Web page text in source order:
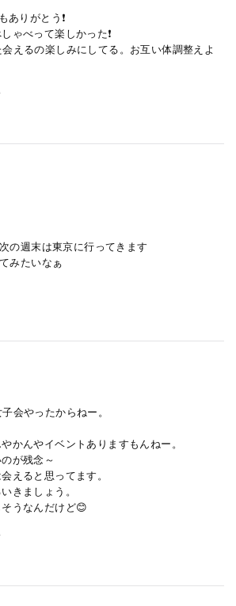
ありがとう❗
ゃべって楽しかった❗
えるの楽しみにしてる。お互い体調整えよ
の週末は東京に行ってきます
みたいなぁ
会やったからねー。
かんやイベントありますもんねー。
が残念～
えると思ってます。
きましょう。
うなんだけど😊